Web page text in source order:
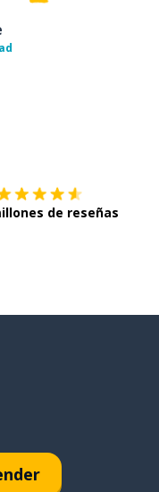
de reseñas